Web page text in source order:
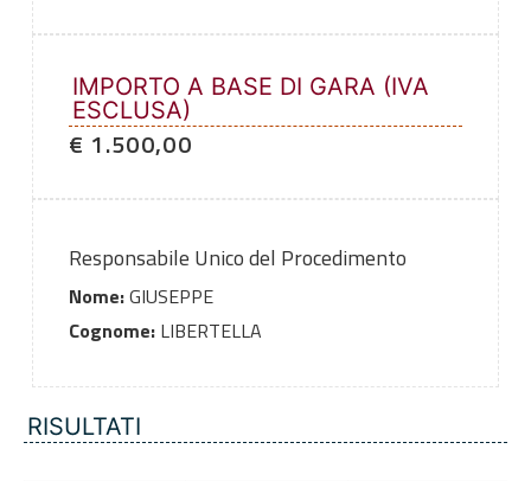
IMPORTO A BASE DI GARA (IVA
ESCLUSA)
€ 1.500,00
Responsabile Unico del Procedimento
Nome:GIUSEPPE
Cognome:LIBERTELLA
RISULTATI